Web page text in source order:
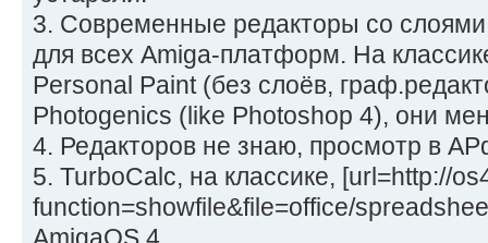
3. Современные редакторы со
для всех Amiga-платформ. На
Personal Paint (без слоёв,
Photogenics (like Photoshop 4), они
4. Редакторов не знаю, просмотр в
5. TurboCalc, на классике, [url=http://
function=showfile&file=office/